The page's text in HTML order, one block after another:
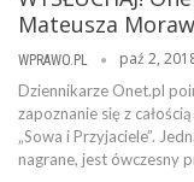
Mateusza
WPRAWO.PL paź 2,
Dziennikarze Onet.pl
zapoznanie się z
„Sowa i Przyjaciele”.
nagrane, jest ówczesny